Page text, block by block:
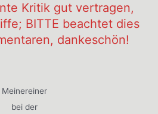
Kritik gut vertragen,
BITTE beachtet dies
dankeschön!
Meinereiner
bei der